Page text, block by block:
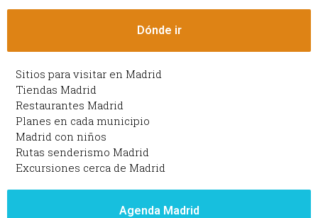
Dónde ir
Sitios para visitar en Madrid
Tiendas Madrid
Restaurantes Madrid
Planes en cada municipio
Madrid con niños
Rutas senderismo Madrid
Excursiones cerca de Madrid
Agenda Madrid